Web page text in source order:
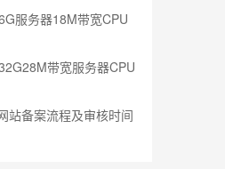
服务器18M带宽CPU
带宽服务器CPU
站备案流程及审核时间